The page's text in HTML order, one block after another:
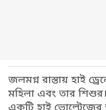
জলমগ্ন রাস্তায় হাই
মহিলা এবং তার
একটি হাই ভোল্টেজের